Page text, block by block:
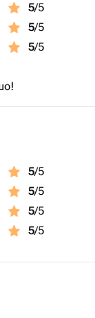
5/5
5/5
5/5
5/5
5/5
5/5
5/5